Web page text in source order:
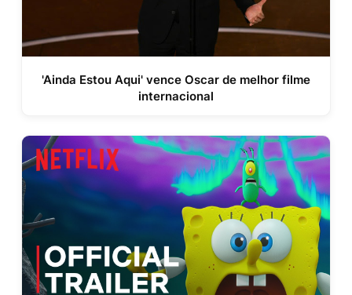
'Ainda Estou Aqui' vence Oscar de melhor filme
internacional